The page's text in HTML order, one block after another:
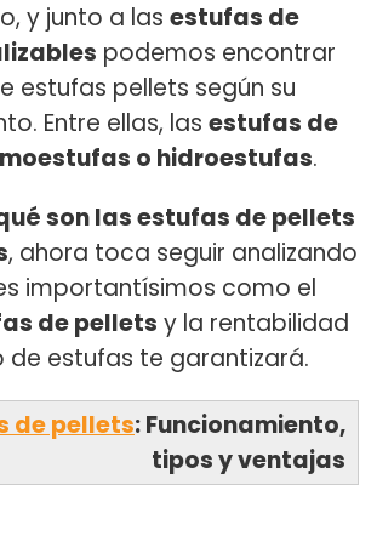
y junto a las estufas de
podemos encontrar
estufas pellets según su
Entre ellas, las estufas de
o hidroestufas.
son las estufas de pellets
, ahora toca seguir analizando
importantísimos como el
de pellets y la rentabilidad
de estufas te garantizará.
de pellets: Funcionamiento,
tipos y ventajas